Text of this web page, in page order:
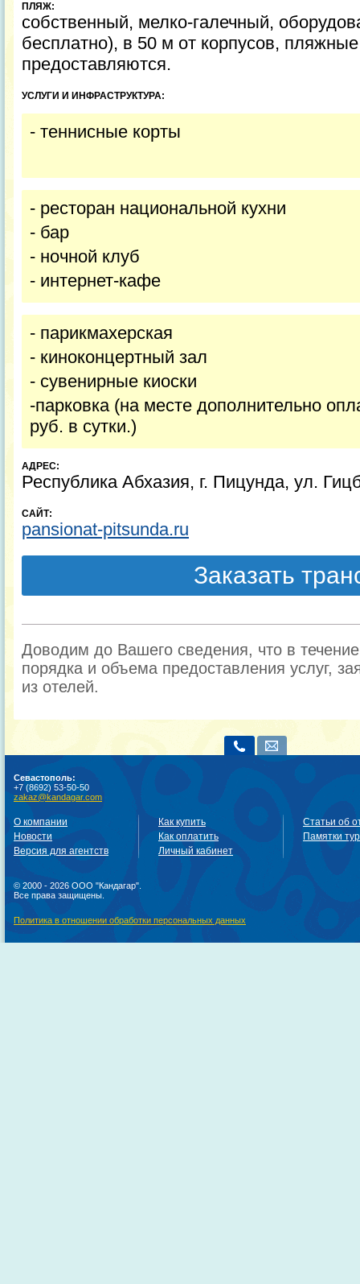
ПЛЯЖ:
собственный, мелко-галечный,
бесплатно), в 50 м от корпусов,
предоставляются.
УСЛУГИ И ИНФРАСТРУКТУРА:
- теннисные корты
- ресторан национальной кухни
- бар
- ночной клуб
- интернет-кафе
- парикмахерская
- киноконцертный зал
- сувенирные киоски
-парковка (на месте дополнительно
руб. в сутки.)
АДРЕС:
Республика Абхазия, г. Пицунда, ул.
САЙТ:
pansionat-pitsunda.ru
Заказать
Доводим до Вашего сведения, что в
порядка и объема предоставления услуг,
из отелей.
Севастополь:
+7 (8692) 53-50-50
zakaz@kandagar.com
О компании
Новости
Версия для агентств
Как купить
Как оплатить
Личный кабинет
Статьи об
Памятки
© 2000 - 2026 ООО "Кандагар".
Все права защищены.
Политика в отношении обработки персональных данных